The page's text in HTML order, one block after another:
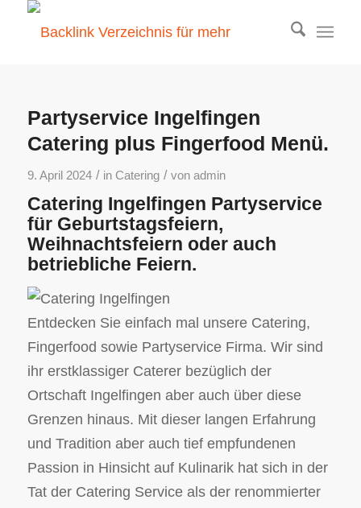
Partyservice Ingelfingen
Catering plus Fingerfood Menü.
9. April 2024 / in Catering / von admin
Catering Ingelfingen Partyservice
für Geburtstagsfeiern,
Weihnachtsfeiern oder auch
betriebliche Feiern.
Entdecken Sie einfach mal unsere Catering,
Fingerfood sowie Partyservice Firma. Wir sind
ihr erstklassiger Caterer bezüglich der
Ortschaft Ingelfingen aber auch über diese
Grenzen hinaus. Mit dieser langen Erfahrung
und Tradition aber auch tief empfundenen
Passion in Hinsicht auf Kulinarik hat sich in der
Tat der Catering Service als der renommierter